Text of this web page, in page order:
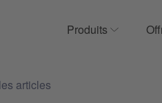
Produits Show
articles